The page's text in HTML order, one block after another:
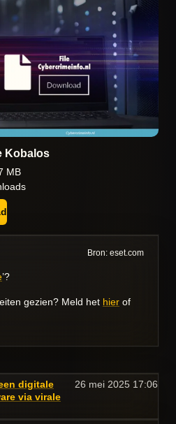
Kobalos
MB
Bron: eset.com
’?
gezien? Meld het hier of
digitale
via virale
26 mei 2025 17:06